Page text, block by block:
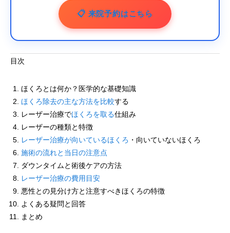
📋 来院予約はこちら
目次
ほくろとは何か？医学的な基礎知識
ほくろ除去の主な方法を比較する
レーザー治療でほくろを取る仕組み
レーザーの種類と特徴
レーザー治療が向いているほくろ ・向いていないほくろ
施術の流れと当日の注意点
ダウンタイムと術後ケアの方法
レーザー治療の費用目安
悪性との見分け方と注意すべきほくろの特徴
よくある疑問と回答
まとめ